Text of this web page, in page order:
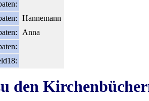
Hannemann
Anna
den